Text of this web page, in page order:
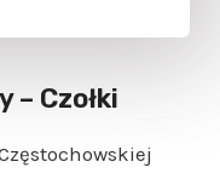
– Czołki